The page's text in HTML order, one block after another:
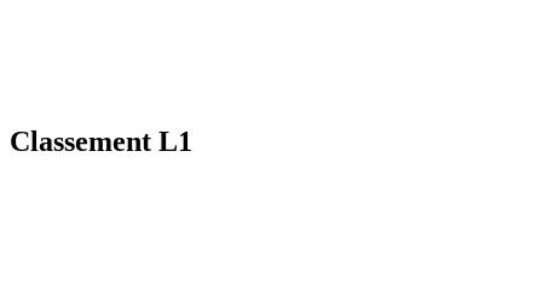
Classement L1